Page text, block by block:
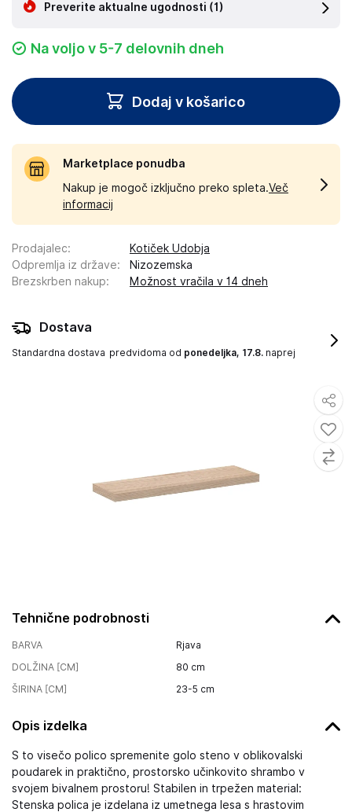
Tehnične podrobnosti
BARVA
Rjava
DOLŽINA [CM]
80 cm
ŠIRINA [CM]
23-5 cm
Opis izdelka
S to visečo polico spremenite golo steno v oblikovalski
poudarek in praktično, prostorsko učinkovito shrambo v
svojem bivalnem prostoru! Stabilen in trpežen material:
Stenska polica je izdelana iz umetnega lesa s hrastovim
Preverite aktualne ugodnosti (1)
Na voljo v 5-7 delovnih dneh
Dodaj v košarico
Marketplace ponudba
Nakup je mogoč izključno preko spleta.Več
informacij
Prodajalec:
Kotiček Udobja
Odpremlja iz države:
Nizozemska
Brezskrben nakup: Možnost vračila v 14 dneh
Dostava
Standardna dostava predvidoma od ponedeljka, 17.8. naprej